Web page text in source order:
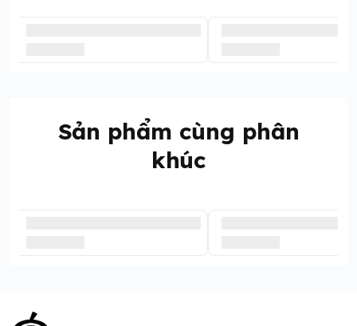
Sản phẩm cùng phân
khúc